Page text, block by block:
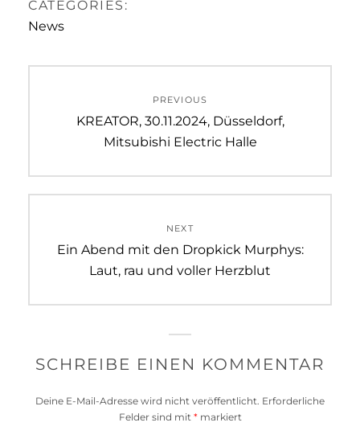
CATEGORIES:
News
Navigation
PREVIOUS
Previous
post:
KREATOR, 30.11.2024, Düsseldorf,
Mitsubishi Electric Halle
NEXT
Next
Ein Abend mit den Dropkick Murphys:
Laut, rau und voller Herzblut
SCHREIBE EINEN KOMMENTAR
Deine E-Mail-Adresse wird nicht veröffentlicht. Erforderliche
Felder sind mit *markiert